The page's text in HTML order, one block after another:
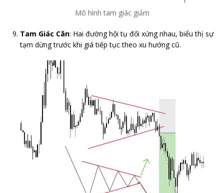
Mô hình tam giác giảm
Tam Giác Cân: Hai đường hội tụ đối xứng nhau, biểu thị sự
tạm dừng trước khi giá tiếp tục theo xu hướng cũ.